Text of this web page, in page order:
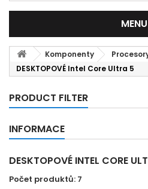
MENU
Komponenty
DESKTOPOVÉ Intel Core Ultra 5
PRODUCT FILTER
INFORMACE
DESKTOPOVÉ INTEL CORE
Počet produktů: 7